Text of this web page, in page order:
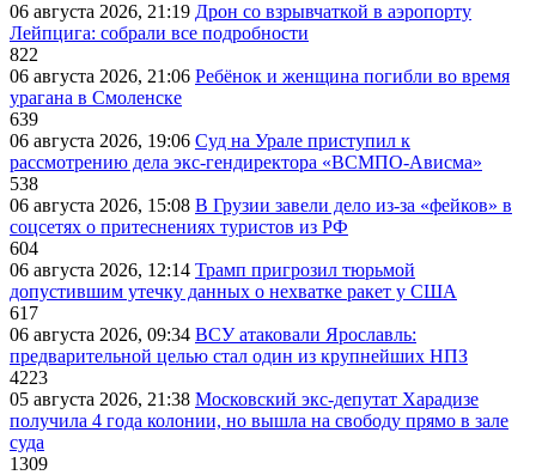
06 августа 2026, 21:19 Дрон со взрывчаткой в аэропорту
Лейпцига: собрали все подробности
822
06 августа 2026, 21:06 Ребёнок и женщина погибли во время
урагана в Смоленске
639
06 августа 2026, 19:06 Суд на Урале приступил к
рассмотрению дела экс-гендиректора «ВСМПО-Ависма»
538
06 августа 2026, 15:08 В Грузии завели дело из-за «фейков» в
соцсетях о притеснениях туристов из РФ
604
06 августа 2026, 12:14 Трамп пригрозил тюрьмой
допустившим утечку данных о нехватке ракет у США
617
06 августа 2026, 09:34 ВСУ атаковали Ярославль:
предварительной целью стал один из крупнейших НПЗ
4223
05 августа 2026, 21:38 Московский экс-депутат Харадизе
получила 4 года колонии, но вышла на свободу прямо в зале
суда
1309